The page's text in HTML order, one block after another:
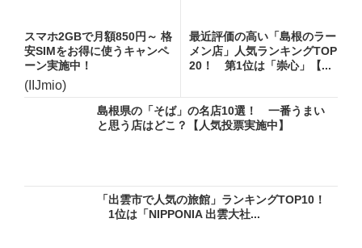
スマホ2GBで月額850円～ 格
安SIMをお得に使うキャンペ
ーン実施中！
(IIJmio)
最近評価の高い「島根のラー
メン店」人気ランキングTOP
20！ 第1位は「崇心」【...
島根県の「そば」の名店10選！ 一番うまい
と思う店はどこ？【人気投票実施中】
「出雲市で人気の旅館」ランキングTOP10！
1位は「NIPPONIA 出雲大社...